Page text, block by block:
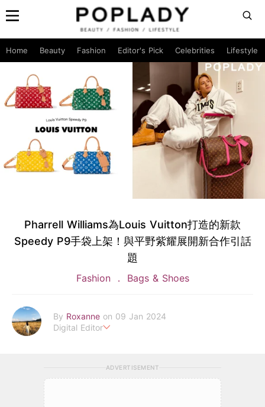
Home Beauty Fashion Editor's Pick Celebrities Lifestyle
Pharrell Williams為Louis Vuitton打造的新款
Speedy P9手袋上架！與平野紫耀展開新合作引話
題
Fashion Bags & Shoes
By Roxanne on 09 Jan 2024
Digital Editor
roxanne.lee@poplady-mag.com
ADVERTISEMENT